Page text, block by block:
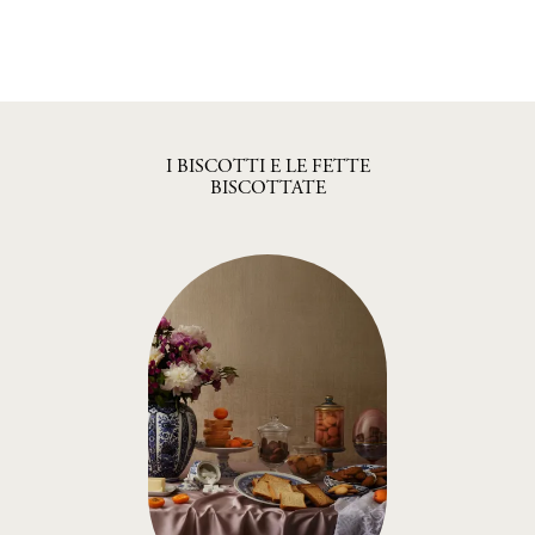
LA PASTA, IL RISO E I
CONDIMENTI